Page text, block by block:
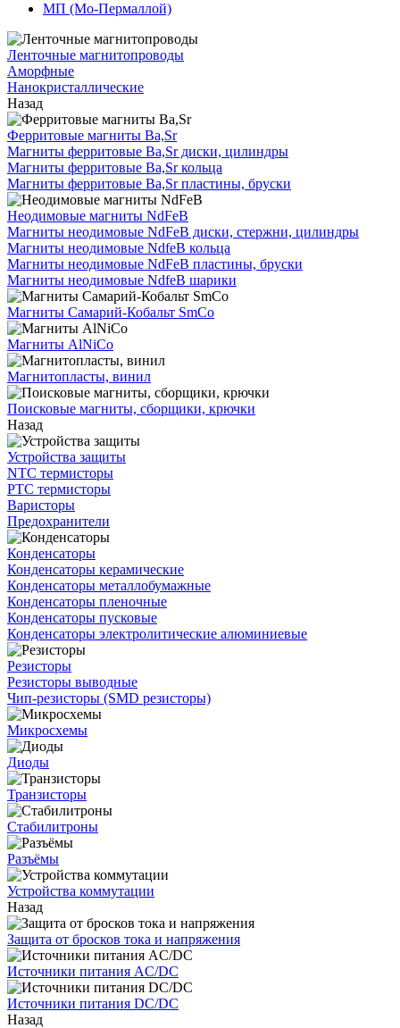
МП (Мо-Пермаллой)
Ленточные магнитопроводы
Аморфные
Нанокристаллические
Назад
Ферритовые магниты Ba,Sr
Магниты ферритовые Ba,Sr диски, цилиндры
Магниты ферритовые Ba,Sr кольца
Магниты ферритовые Ba,Sr пластины, бруски
Неодимовые магниты NdFeB
Магниты неодимовые NdFeB диски, стержни, цилиндры
Магниты неодимовые NdfeB кольца
Магниты неодимовые NdFeB пластины, бруски
Магниты неодимовые NdfeB шарики
Магниты Самарий-Кобальт SmCo
Магниты AlNiCo
Магнитопласты, винил
Поисковые магниты, сборщики, крючки
Назад
Устройства защиты
NTC термисторы
PTC термисторы
Варисторы
Предохранители
Конденсаторы
Конденсаторы керамические
Конденсаторы металлобумажные
Конденсаторы пленочные
Конденсаторы пусковые
Конденсаторы электролитические алюминиевые
Резисторы
Резисторы выводные
Чип-резисторы (SMD резисторы)
Микросхемы
Диоды
Транзисторы
Стабилитроны
Разъёмы
Устройства коммутации
Назад
Защита от бросков тока и напряжения
Источники питания AC/DC
Источники питания DC/DC
Назад